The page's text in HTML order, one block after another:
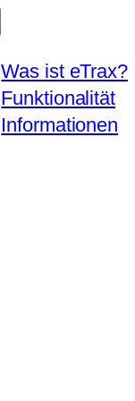
Was ist eTrax?
Funktionalität
Informationen